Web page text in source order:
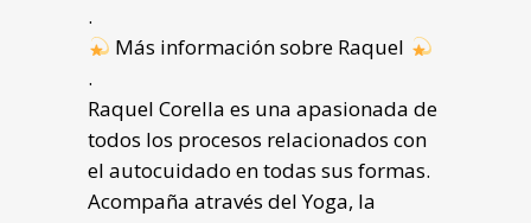
.
Más información sobre Raquel
.
Raquel Corella es una apasionada de
todos los procesos relacionados con
el autocuidado en todas sus formas.
Acompaña através del Yoga, la